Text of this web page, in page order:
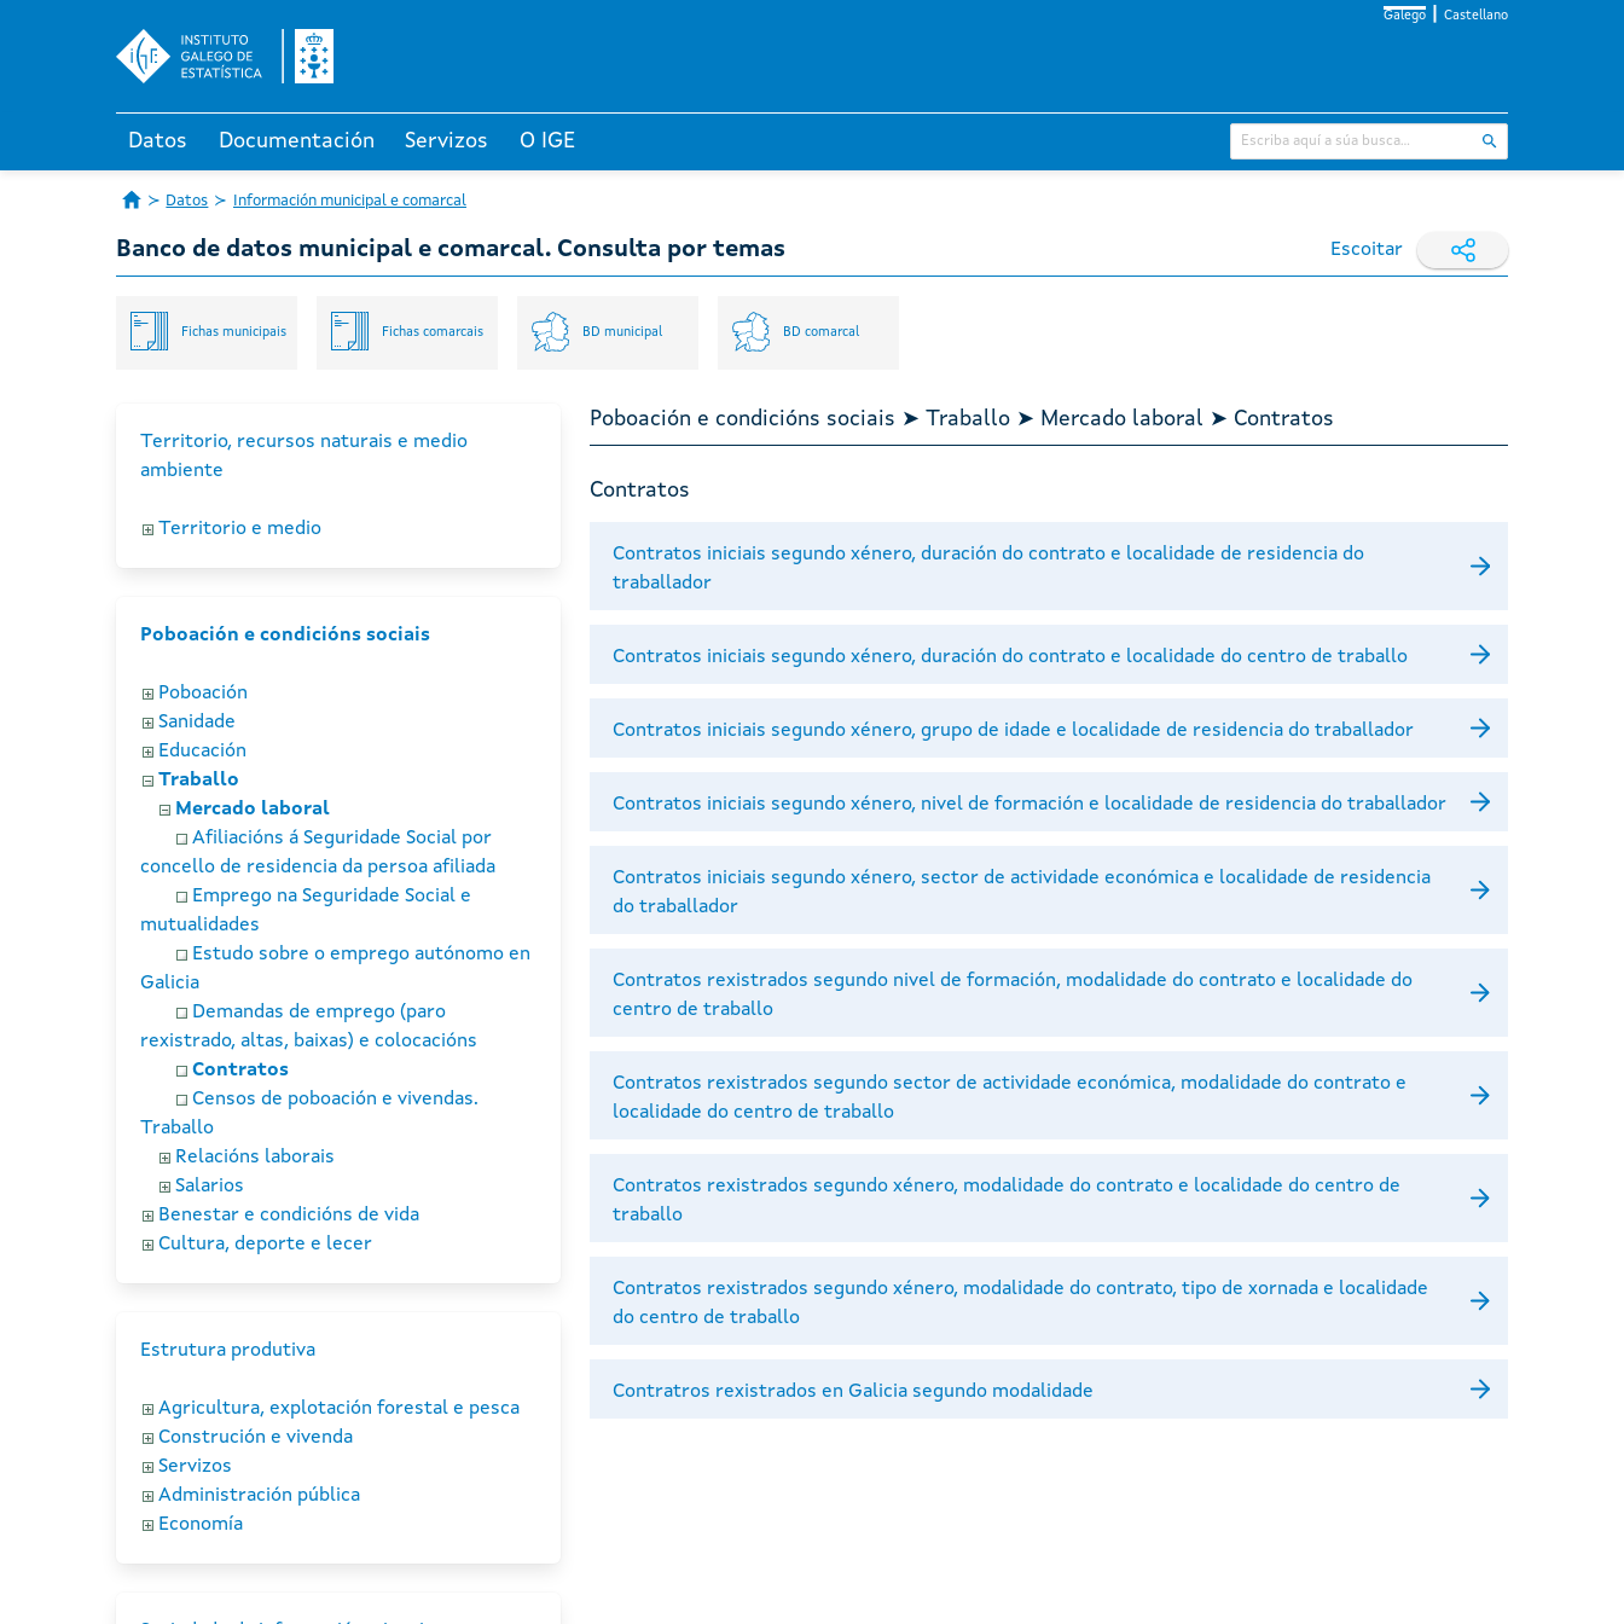
Galego Castellano
Datos Documentación Servizos O IGE
Datos Información municipal e comarcal
Banco de datos municipal e comarcal. Consulta por temas Escoitar
Fichas municipais Fichas comarcais BD municipal BD comarcal
Territorio, recursos naturais e medio
ambiente
Territorio e medio
Poboación e condicións sociais
Poboación
Sanidade
Educación
Traballo
Mercado laboral
Afiliacións á Seguridade Social por
concello de residencia da persoa afiliada
Emprego na Seguridade Social e
mutualidades
Estudo sobre o emprego autónomo en
Galicia
Demandas de emprego (paro
rexistrado, altas, baixas) e colocacións
Contratos
Censos de poboación e vivendas.
Traballo
Relacións laborais
Salarios
Benestar e condicións de vida
Cultura, deporte e lecer
Estrutura produtiva
Agricultura, explotación forestal e pesca
Construción e vivenda
Servizos
Administración pública
Economía
Poboación e condicións sociais ➤ Traballo ➤ Mercado laboral ➤ Contratos
Contratos
Contratos iniciais segundo xénero, duración do contrato e localidade de residencia do
traballador
Contratos iniciais segundo xénero, duración do contrato e localidade do centro de traballo
Contratos iniciais segundo xénero, grupo de idade e localidade de residencia do traballador
Contratos iniciais segundo xénero, nivel de formación e localidade de residencia do traballador
Contratos iniciais segundo xénero, sector de actividade económica e localidade de residencia
do traballador
Contratos rexistrados segundo nivel de formación, modalidade do contrato e localidade do
centro de traballo
Contratos rexistrados segundo sector de actividade económica, modalidade do contrato e
localidade do centro de traballo
Contratos rexistrados segundo xénero, modalidade do contrato e localidade do centro de
traballo
Contratos rexistrados segundo xénero, modalidade do contrato, tipo de xornada e localidade
do centro de traballo
Contratros rexistrados en Galicia segundo modalidade